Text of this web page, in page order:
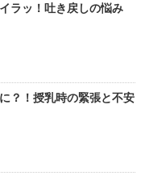
ラッ！吐き戻しの悩み
？！授乳時の緊張と不安